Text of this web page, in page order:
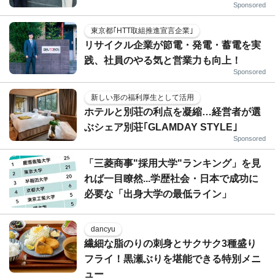
Sponsored
東京都｢HTT取組推進宣言企業｣
リサイクル企業が節電・発電・蓄電を実
践、社員のやる気と営業力も向上！
Sponsored
新しい形の福利厚生として活用
ホテルと別荘の利点を凝縮…経営者が選
ぶシェア別荘｢GLAMDAY STYLE｣
Sponsored
「三菱商事"採用大学"ランキング」を見
れば一目瞭然...学歴社会・日本で成功に
必要な「出身大学の最低ライン」
dancyu
繊細な脂のりの刺身とサクサク3種盛り
フライ！黒瀬ぶりを堪能できる特別メニ
ュー